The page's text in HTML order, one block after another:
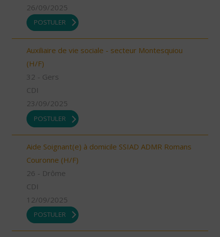
26/09/2025
POSTULER
Auxiliaire de vie sociale - secteur Montesquiou
(H/F)
32 - Gers
CDI
23/09/2025
POSTULER
Aide Soignant(e) à domicile SSIAD ADMR Romans
Couronne (H/F)
26 - Drôme
CDI
12/09/2025
POSTULER